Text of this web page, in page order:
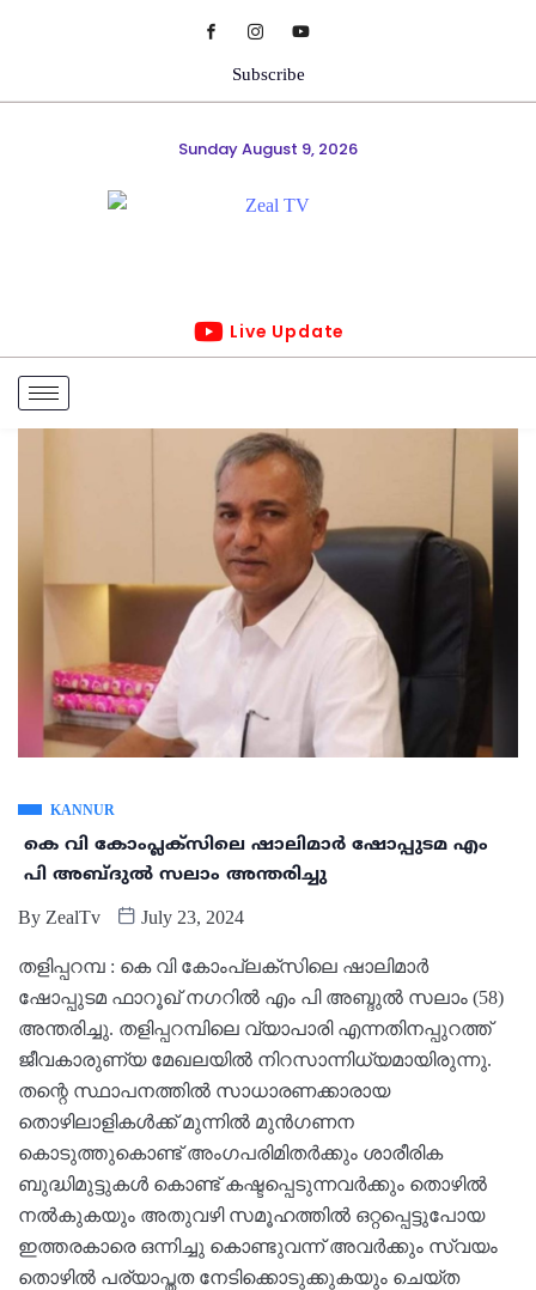
Subscribe
Sunday August 9, 2026
Live Update
KANNUR
കെ വി കോംപ്ലക്സിലെ ഷാലിമാർ ഷോപ്പുടമ എം
പി അബ്ദുൽ സലാം അന്തരിച്ചു
By ZealTv July 23, 2024
തളിപ്പറമ്പ : കെ വി കോംപ്ലക്സിലെ ഷാലിമാർ
ഷോപ്പുടമ ഫാറൂഖ് നഗറിൽ എം പി അബ്ദുൽ സലാം (58)
അന്തരിച്ചു. തളിപ്പറമ്പിലെ വ്യാപാരി എന്നതിനപ്പുറത്ത്
ജീവകാരുണ്യ മേഖലയിൽ നിറസാന്നിധ്യമായിരുന്നു.
തന്റെ സ്ഥാപനത്തിൽ സാധാരണക്കാരായ
തൊഴിലാളികൾക്ക് മുന്നിൽ മുൻഗണന
കൊടുത്തുകൊണ്ട് അംഗപരിമിതർക്കും ശാരീരിക
ബുദ്ധിമുട്ടുകൾ കൊണ്ട് കഷ്ടപ്പെടുന്നവർക്കും തൊഴിൽ
നൽകുകയും അതുവഴി സമൂഹത്തിൽ ഒറ്റപ്പെട്ടുപോയ
ഇത്തരകാരെ ഒന്നിച്ചു കൊണ്ടുവന്ന് അവർക്കും സ്വയം
തൊഴിൽ പര്യാപ്തത നേടിക്കൊടുക്കുകയും ചെയ്ത